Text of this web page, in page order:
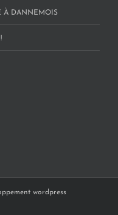
À DANNEMOIS
wordpress